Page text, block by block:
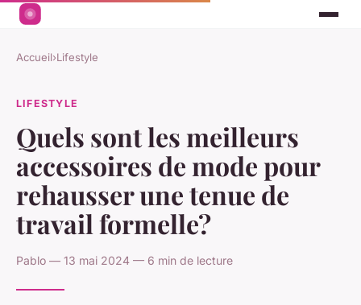
Accueil›Lifestyle
LIFESTYLE
Quels sont les meilleurs
accessoires de mode pour
rehausser une tenue de
travail formelle?
Pablo — 13 mai 2024 — 6 min de lecture